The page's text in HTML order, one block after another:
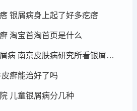
银屑病身上起了好多疙瘩
淘宝首淘首页是什么
南京皮肤病研究所银屑病 南京皮肤病研究所看银屑病哪个医生厉害
癣能治好了吗
儿童银屑病分几种